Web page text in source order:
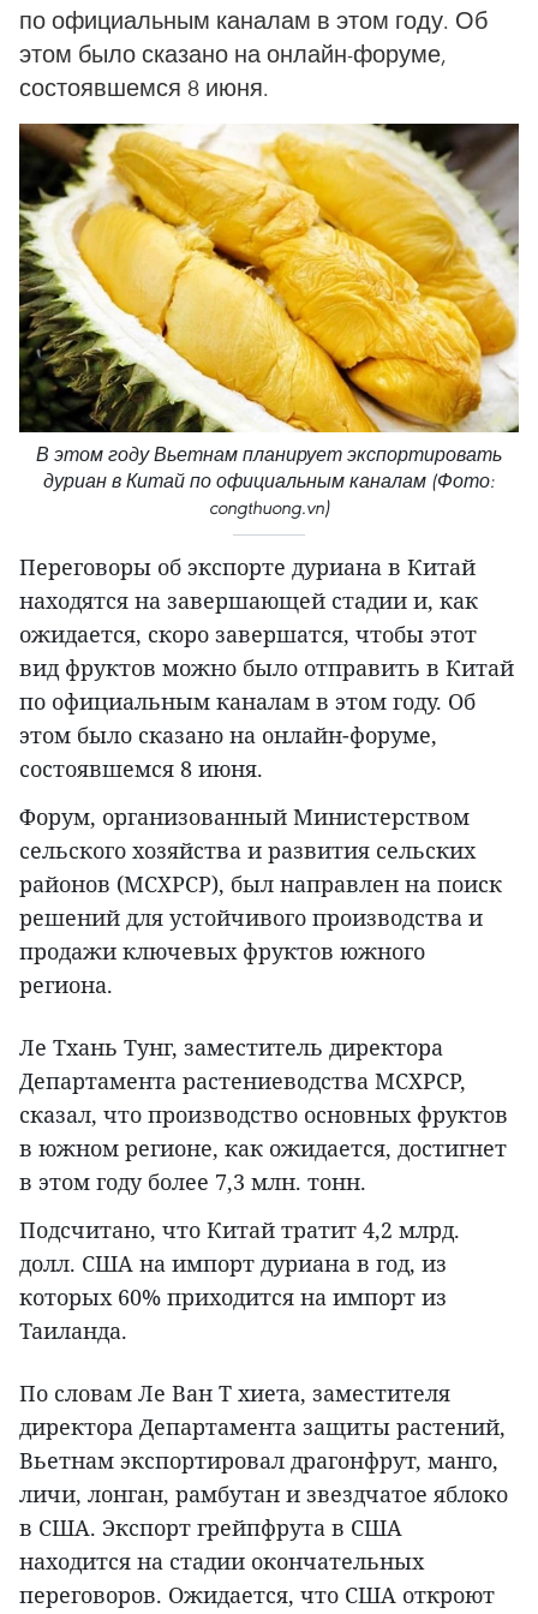
по официальным каналам в этом году. Об
этом было сказано на онлайн-форуме,
состоявшемся 8 июня.
В этом году Вьетнам планирует экспортировать
дуриан в Китай по официальным каналам (Фото:
congthuong.vn)
Переговоры об экспорте дуриана в Китай
находятся на завершающей стадии и, как
ожидается, скоро завершатся, чтобы этот
вид фруктов можно было отправить в Китай
по официальным каналам в этом году. Об
этом было сказано на онлайн-форуме,
состоявшемся 8 июня.
Форум, организованный Министерством
сельского хозяйства и развития сельских
районов (МСХРСР), был направлен на поиск
решений для устойчивого производства и
продажи ключевых фруктов южного
региона.
Ле Тхань Тунг, заместитель директора
Департамента растениеводства МСХРСР,
сказал, что производство основных фруктов
в южном регионе, как ожидается, достигнет
в этом году более 7,3 млн. тонн.
Подсчитано, что Китай тратит 4,2 млрд.
долл. США на импорт дуриана в год, из
которых 60% приходится на импорт из
Таиланда.
По словам Ле Ван Т хиета, заместителя
директора Департамента защиты растений,
Вьетнам экспортировал драгонфрут, манго,
личи, лонган, рамбутан и звездчатое яблоко
в США. Экспорт грейпфрута в США
находится на стадии окончательных
переговоров. Ожидается, что США откроют